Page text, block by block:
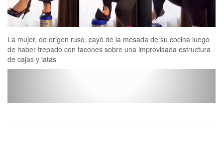
La mujer, de origen ruso, cayó de la mesada de su cocina luego
de haber trepado con tacones sobre una improvisada estructura
de cajas y latas